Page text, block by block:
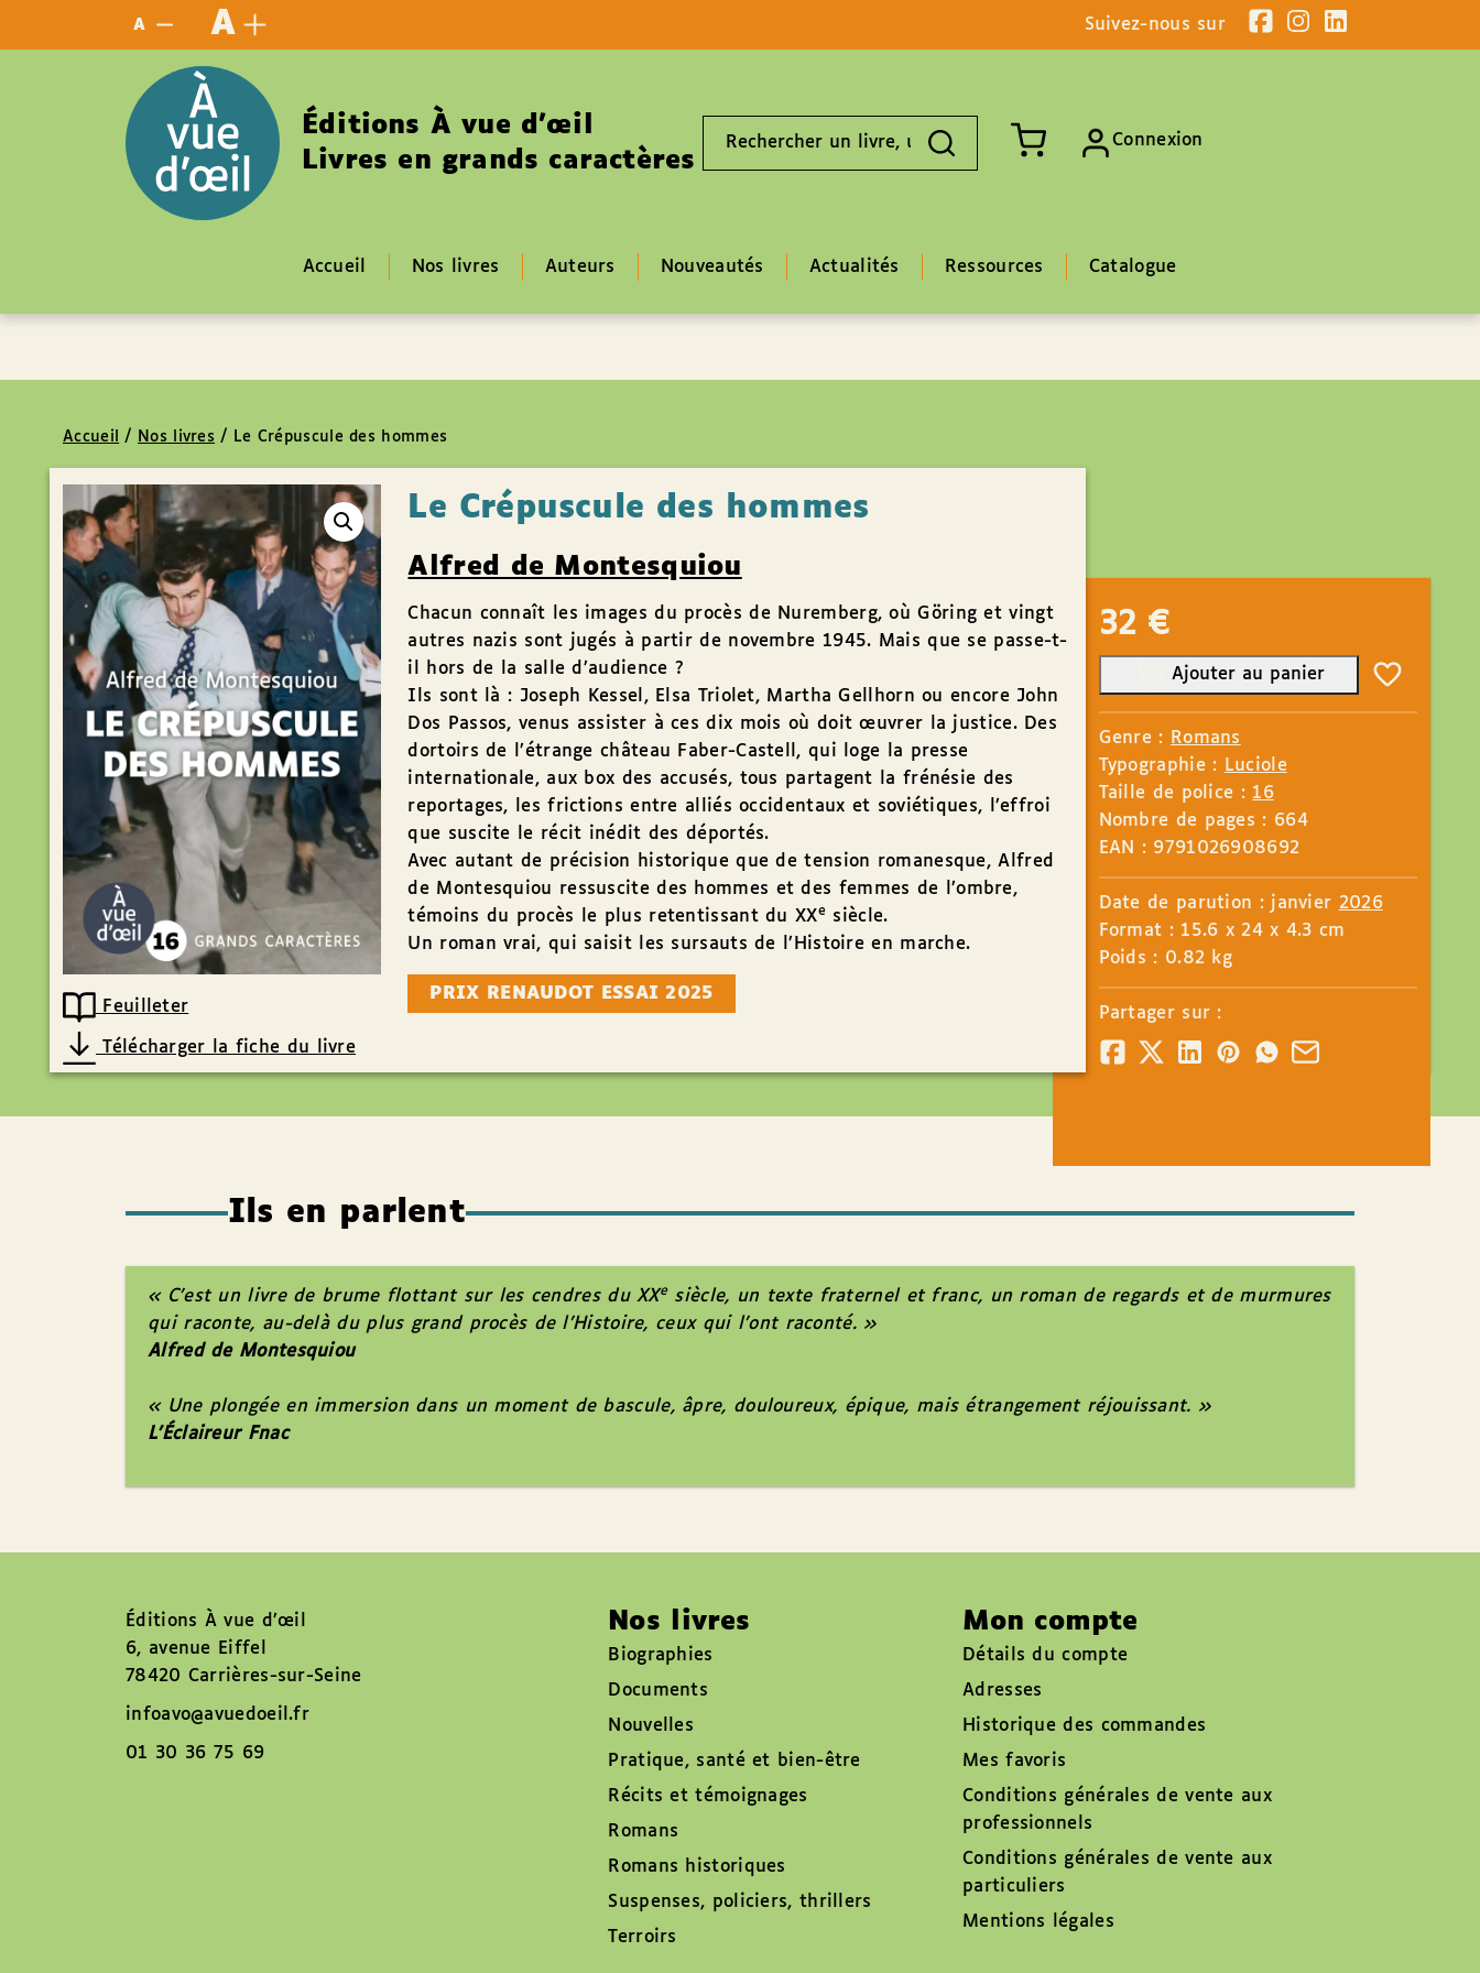
A A Suivez-nous sur
Éditions À vue d’œil
Livres en grands caractères livre,
Connexion
Accueil Nos livres Auteurs Nouveautés Actualités Ressources Catalogue
Accueil / Nos livres / Le Crépuscule des hommes
Feuilleter
Télécharger la fiche du livre
Le Crépuscule des hommes
Alfred de Montesquiou
Chacun connaît les images du procès de Nuremberg, où Göring et vingt
autres nazis sont jugés à partir de novembre 1945. Mais que se passe-t-
il hors de la salle d’audience ?
Ils sont là : Joseph Kessel, Elsa Triolet, Martha Gellhorn ou encore John
Dos Passos, venus assister à ces dix mois où doit œuvrer la justice. Des
dortoirs de l’étrange château Faber-Castell, qui loge la presse
internationale, aux box des accusés, tous partagent la frénésie des
reportages, les frictions entre alliés occidentaux et soviétiques, l’effroi
que suscite le récit inédit des déportés.
Avec autant de précision historique que de tension romanesque, Alfred
de Montesquiou ressuscite des hommes et des femmes de l’ombre,
témoins du procès le plus retentissant du XXe
siècle.
Un roman vrai, qui saisit les sursauts de l’Histoire en marche.
PRIX RENAUDOT ESSAI 2025
32 €
Ajouter au panier
Genre : Romans
Typographie : Luciole
Taille de police : 16
Nombre de pages : 664
EAN : 9791026908692
Date de parution : janvier 2026
Format : 15.6 x 24 x 4.3 cm
Poids : 0.82 kg
Partager sur :
Ils en parlent
« C’est un livre de brume flottant sur les cendres du XXesiècle, un texte fraternel et franc, un roman de regards et de murmures
qui raconte, au-delà du plus grand procès de l’Histoire, ceux qui l’ont raconté. »
Alfred de Montesquiou
« Une plongée en immersion dans un moment de bascule, âpre, douloureux, épique, mais étrangement réjouissant. »
L’Éclaireur Fnac
Éditions À vue d’œil
6, avenue Eiffel
78420 Carrières-sur-Seine
infoavo@avuedoeil.fr
01 30 36 75 69
Nos livres
Biographies
Documents
Nouvelles
Pratique, santé et bien-être
Récits et témoignages
Romans
Romans historiques
Suspenses, policiers, thrillers
Terroirs
Mon compte
Détails du compte
Adresses
Historique des commandes
Mes favoris
Conditions générales de vente aux
professionnels
Conditions générales de vente aux
particuliers
Mentions légales
Panneau de gestion des cookies